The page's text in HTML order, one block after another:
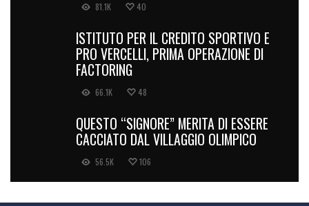
81.1K 40
ISTITUTO PER IL CREDITO SPORTIVO E
PRO VERCELLI, PRIMA OPERAZIONE DI
FACTORING
66.1K 48
QUESTO “SIGNORE” MERITA DI ESSERE
CACCIATO DAL VILLAGGIO OLIMPICO
56.5K 106